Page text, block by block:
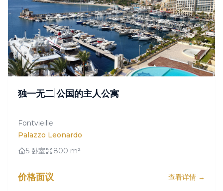
按需独家访问
独一无二|公国的主人公寓
Fontvieille
Palazzo Leonardo
5 卧室
800 m²
价格面议 查看详情 →